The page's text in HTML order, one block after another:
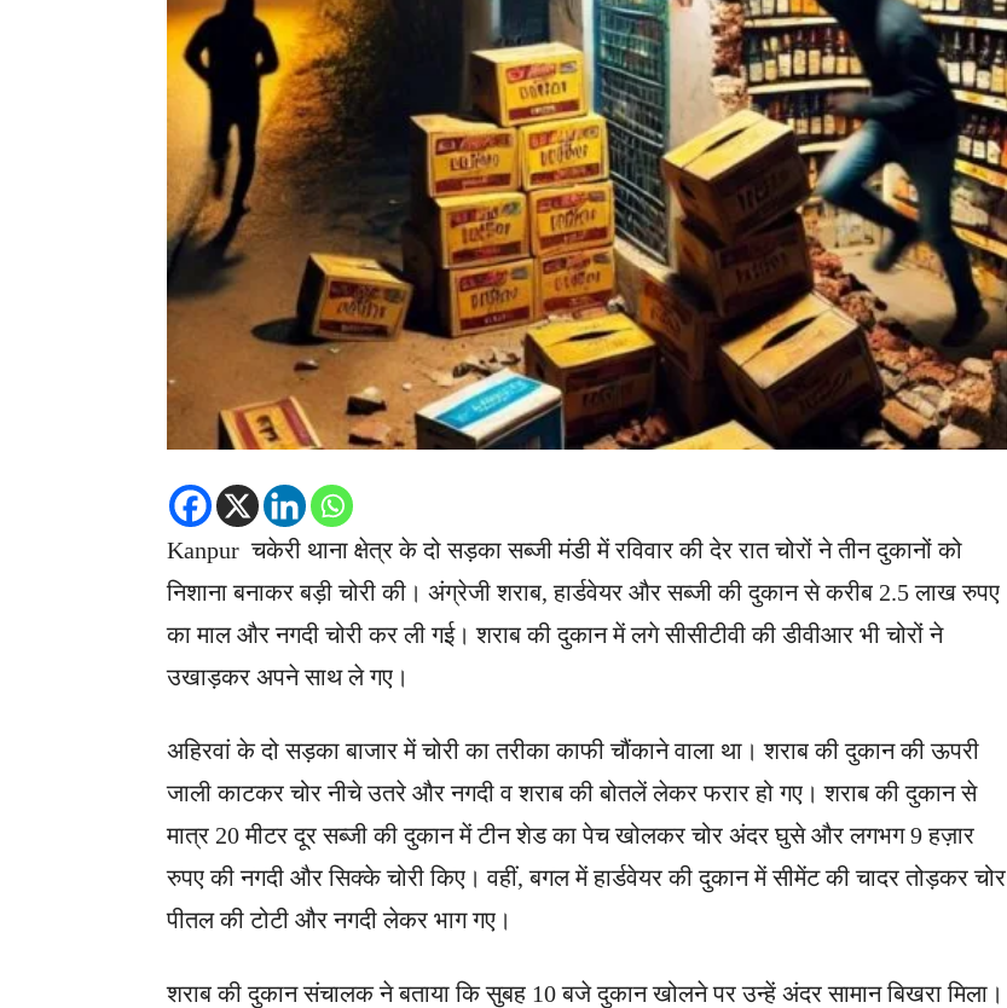
Kanpur चकेरी थाना क्षेत्र के दो सड़का सब्जी मंडी में रविवार की देर रात चोरों ने तीन दुकानों को
निशाना बनाकर बड़ी चोरी की। अंग्रेजी शराब, हार्डवेयर और सब्जी की दुकान से करीब 2.5 लाख रुपए
का माल और नगदी चोरी कर ली गई। शराब की दुकान में लगे सीसीटीवी की डीवीआर भी चोरों ने
उखाड़कर अपने साथ ले गए।
अहिरवां के दो सड़का बाजार में चोरी का तरीका काफी चौंकाने वाला था। शराब की दुकान की ऊपरी
जाली काटकर चोर नीचे उतरे और नगदी व शराब की बोतलें लेकर फरार हो गए। शराब की दुकान से
मात्र 20 मीटर दूर सब्जी की दुकान में टीन शेड का पेच खोलकर चोर अंदर घुसे और लगभग 9 हज़ार
रुपए की नगदी और सिक्के चोरी किए। वहीं, बगल में हार्डवेयर की दुकान में सीमेंट की चादर तोड़कर चोर
पीतल की टोटी और नगदी लेकर भाग गए।
शराब की दुकान संचालक ने बताया कि सुबह 10 बजे दुकान खोलने पर उन्हें अंदर सामान बिखरा मिला।